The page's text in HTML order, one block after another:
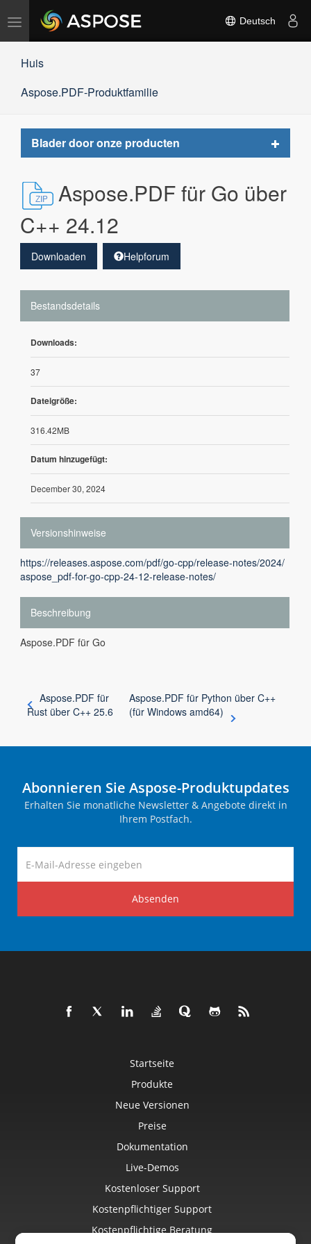
Navigation
umschalten
Deutsch
Huis
Aspose.PDF-Produktfamilie
Blader door onze producten
Toggle
Aspose.PDF für Go über
C++ 24.12
Downloaden Helpforum
Bestandsdetails
Downloads:
37
Dateigröße:
316.42MB
Datum hinzugefügt:
December 30, 2024
Versionshinweise
https://releases.aspose.com/pdf/go-cpp/release-notes/2024/
aspose_pdf-for-go-cpp-24-12-release-notes/
Beschreibung
Aspose.PDF für Go
Aspose.PDF für
Rust über C++ 25.6
Aspose.PDF für Python über C++
(für Windows amd64)
Abonnieren Sie Aspose-Produktupdates
Erhalten Sie monatliche Newsletter & Angebote direkt in
Ihrem Postfach.
Absenden
Startseite
Produkte
Neue Versionen
Preise
Dokumentation
Live-Demos
Kostenloser Support
Kostenpflichtiger Support
Kostenpflichtige Beratung